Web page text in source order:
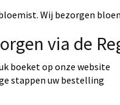
Wij bezorgen
via de
boeket op onze website
stappen uw bestelling